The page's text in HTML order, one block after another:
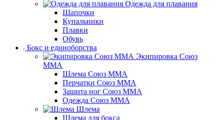
Одежда для плавания
Шапочки
Купальники
Плавки
Обувь
Бокс и единоборства
Экипировка Союз
ММА
Шлема Союз ММА
Перчатки Союз ММА
Защита ног Союз ММА
Одежда Союз ММА
Шлема
Шлема для бокса